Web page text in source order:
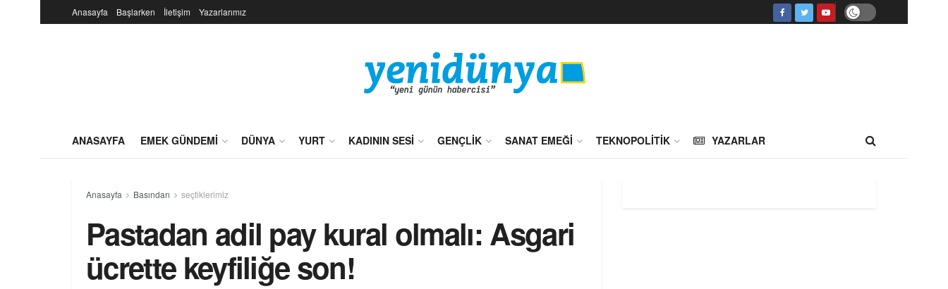
Anasayfa Başlarken İletişim Yazarlarımız
ANASAYFA EMEK GÜNDEMI DÜNYA YURT KADININ SESI GENÇLIK SANAT EMEĞI TEKNOPOLITIK YAZARLAR
Anasayfa Basından seçtiklerimiz
Pastadan adil pay kural olmalı: Asgari
ücrette keyfiliğe son!